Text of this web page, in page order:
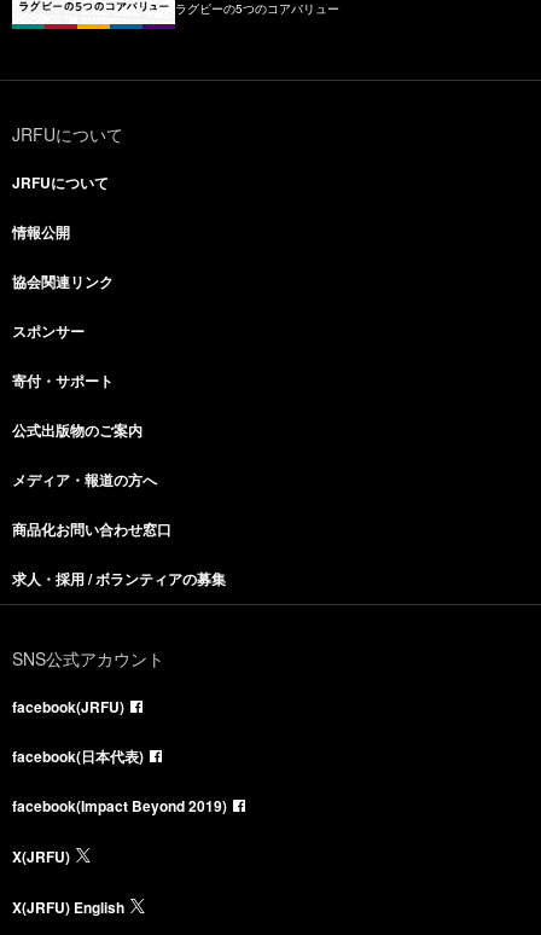
ラグビーの5つのコアバリュー
JRFUについて
JRFUについて
情報公開
協会関連リンク
スポンサー
寄付・サポート
公式出版物のご案内
メディア・報道の方へ
商品化お問い合わせ窓口
求人・採用 / ボランティアの募集
SNS公式アカウント
facebook(JRFU)
facebook(日本代表)
facebook(Impact Beyond 2019)
X(JRFU)
X(JRFU) English